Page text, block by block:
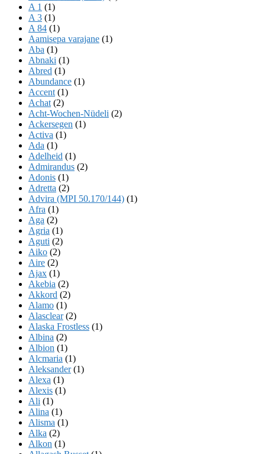
A 1 (1)
A 3 (1)
A 84 (1)
Aamisepa varajane (1)
Aba (1)
Abnaki (1)
Abred (1)
Abundance (1)
Accent (1)
Achat (2)
Acht-Wochen-Nüdeli (2)
Ackersegen (1)
Activa (1)
Ada (1)
Adelheid (1)
Admirandus (2)
Adonis (1)
Adretta (2)
Advira (MPI 50.170/144) (1)
Afra (1)
Aga (2)
Agria (1)
Aguti (2)
Aiko (2)
Aire (2)
Ajax (1)
Akebia (2)
Akkord (2)
Alamo (1)
Alasclear(2)
Alaska Frostless (1)
Albina (2)
Albion (1)
Alcmaria (1)
Aleksander(1)
Alexa (1)
Alexis (1)
Ali (1)
Alina (1)
Alisma (1)
Alka (2)
Alkon (1)